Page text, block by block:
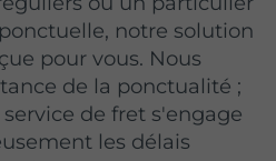
notre solution
pour vous. Nous
de la ponctualité ;
de fret s'engage
les délais